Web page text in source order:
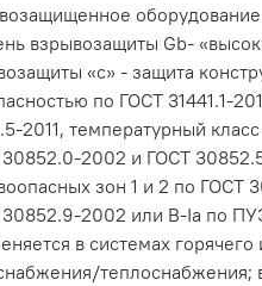
оборудование
взрывозащиты Gb-
«с» - защита
по ГОСТ 31441.1-
2011, температурный
2002 и ГОСТ
зон 1 и 2 по ГОСТ
2002 или В-Iа по
в системах горячего
теплоснабжения;